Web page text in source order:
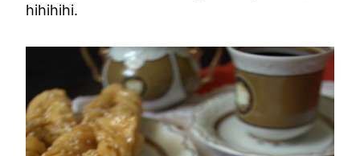
hihihihi.